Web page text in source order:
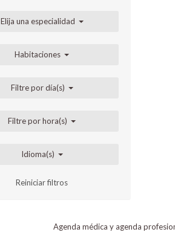
Elija una especialidad
Habitaciones
Filtre por día(s)
Filtre por hora(s)
Idioma(s)
Reiniciar filtros
Agenda médica y agenda